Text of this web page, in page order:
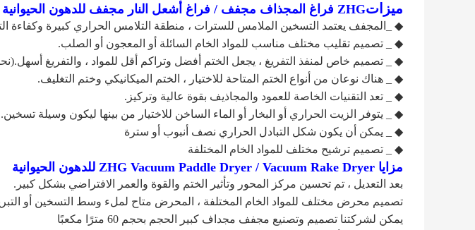
ميزاتZHG فراغ المجذاف مجفف / فراغ أشعل النار مجفف للدهون الحيوانية
◆ _المجفف يعتمد التسخين الملامس للسترات ، منطقة التلامس الحراري كبيرة وكفاءة
◆ _ تصميم تقليب مختلف مناسب للمواد الخام السائلة أو المعجون أو الصلب.
◆ _ تصميم خاص لمنفذ التفريغ ، يجعل الختم أفضل وتراكم أقل للمواد ، والتفريغ
◆ _ هناك نوعان من أنواع الختم المتاحة للاختيار ، الختم الميكانيكي وختم التغليف.
◆ _ تعد التقنيات الخاصة للعمود والمجاذيف بقوة عالية وتركيز.
◆ _ يتوفر الزيت الحراري أو البخار أو الماء الساخن للاختيار من بينها ليكون وسيلة تسخين.
◆ _ يمكن أن يكون شكل التبادل الحراري نصف أنبوب أو سترة
◆ _ تصميم ترشيح مختلف للمواد الخام المختلفة
مزايا ZHG Vacuum Paddle Dryer / Vacuum Rake Dryer للدهون الحيوانية
بعد التعديل ، تم تحسين مركز المحور وتأثير الختم والقوة والعمر الافتراضي بشكل كبير.
تصميم محرض مختلف للمواد الخام المختلفة ، المحرض متاح لملء وسط التسخين أو
يمكن لشركتنا تصميم وتصنيع مجفف مجداف كبير الحجم بحجم 60 مترًا مكعبًا